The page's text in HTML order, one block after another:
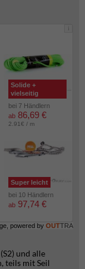
i
Solide +
vielseitig
bei 7 Händlern
ab 86,69 €
2.91€ / m
Super leicht
bei 10 Händlern
ab 97,74 €
powered by OUTTRA
und alle
teils mit Seil